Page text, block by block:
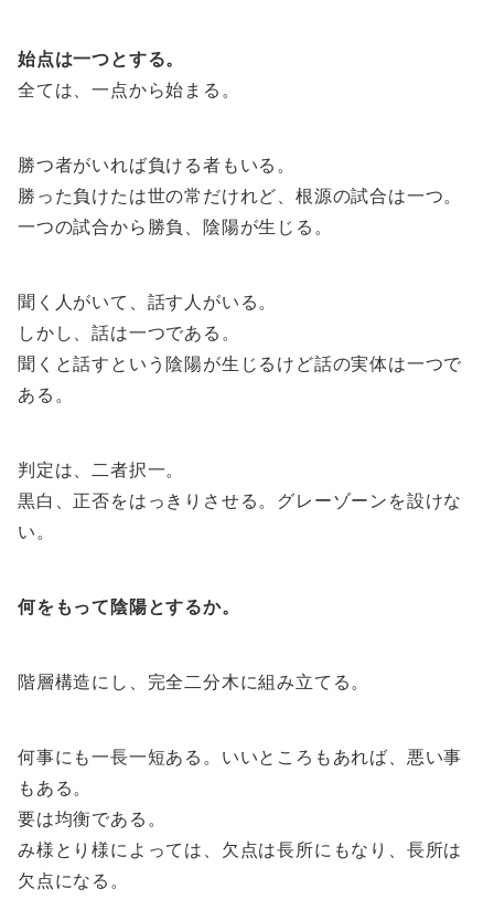
始点は一つとする。
全ては、一点から始まる。
勝つ者がいれば負ける者もいる。
勝った負けたは世の常だけれど、根源の試合は一つ。
一つの試合から勝負、陰陽が生じる。
聞く人がいて、話す人がいる。
しかし、話は一つである。
聞くと話すという陰陽が生じるけど話の実体は一つで
ある。
判定は、二者択一。
黒白、正否をはっきりさせる。グレーゾーンを設けな
い。
何をもって陰陽とするか。
階層構造にし、完全二分木に組み立てる。
何事にも一長一短ある。いいところもあれば、悪い事
もある。
要は均衡である。
み様とり様によっては、欠点は長所にもなり、長所は
欠点になる。